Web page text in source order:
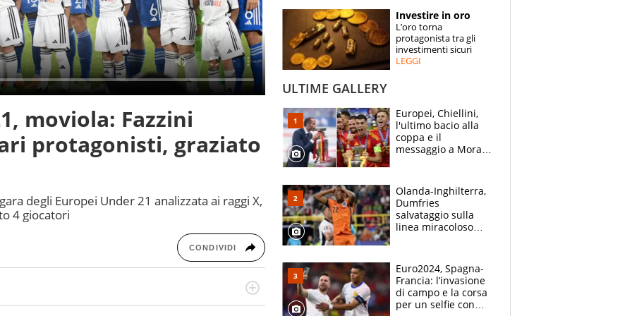
SPECIALI
ESPERTI
moviola: Fazzini
protagonisti, graziato
degli Europei Under 21 analizzata ai raggi X,
4 giocatori
CONDIVIDI
manifestazioni sportive e collaborato con
Investire in oro
L’oro torna
protagonista tra gli
investimenti sicuri
LEGGI
ULTIME GALLERY
Europei, Chiellini,
l'ultimo bacio alla
coppa e il
messaggio a Morata
inglesi
Olanda-Inghilterra,
Dumfries
salvataggio sulla
linea miracoloso
montagne russe
Euro2024, Spagna-
Francia: l’invasione
di campo e la corsa
per un selfie con